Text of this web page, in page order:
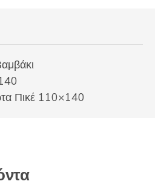
Πικέ 110×140